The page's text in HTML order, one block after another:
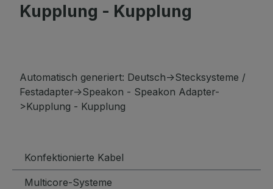
Kupplung - Kupplung
Automatisch generiert: Deutsch->Stecksysteme /
Festadapter->Speakon - Speakon Adapter-
>Kupplung - Kupplung
Konfektionierte Kabel
Multicore-Systeme